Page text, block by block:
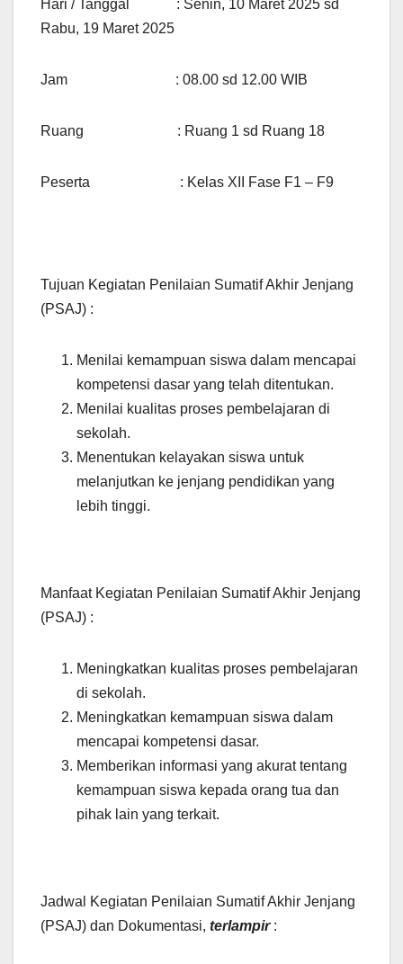
Hari / Tanggal : Senin, 10 Maret 2025 sd
Rabu, 19 Maret 2025
Jam : 08.00 sd 12.00 WIB
Ruang : Ruang 1 sd Ruang 18
Peserta : Kelas XII Fase F1 – F9
Tujuan Kegiatan Penilaian Sumatif Akhir Jenjang
(PSAJ) :
Menilai kemampuan siswa dalam mencapai
kompetensi dasar yang telah ditentukan.
Menilai kualitas proses pembelajaran di
sekolah.
Menentukan kelayakan siswa untuk
melanjutkan ke jenjang pendidikan yang
lebih tinggi.
Manfaat Kegiatan Penilaian Sumatif Akhir Jenjang
(PSAJ) :
Meningkatkan kualitas proses pembelajaran
di sekolah.
Meningkatkan kemampuan siswa dalam
mencapai kompetensi dasar.
Memberikan informasi yang akurat tentang
kemampuan siswa kepada orang tua dan
pihak lain yang terkait.
Jadwal Kegiatan Penilaian Sumatif Akhir Jenjang
(PSAJ) dan Dokumentasi, terlampir: